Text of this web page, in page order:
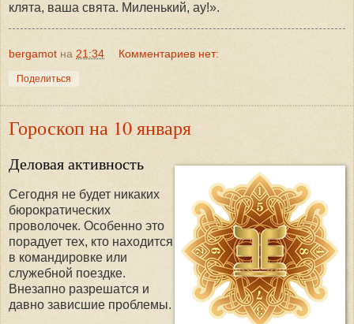
клята, ваша свята. Миленький, ау!».
bergamot на 21:34 Комментариев нет:
Поделиться
Гороскоп на 10 января
Деловая активность
Сегодня не будет никаких
бюрократических
проволочек. Особенно это
порадует тех, кто находится
в командировке или
служебной поездке.
Внезапно разрешатся и
давно зависшие проблемы.